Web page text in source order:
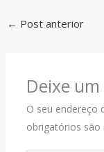
← Post anterior
Deixe
O seu endereço
obrigatórios são